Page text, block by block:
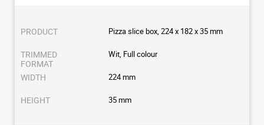
Pizza slice box, 224 x 182 x 35 mm
Wit, Full colour
224 mm
35 mm